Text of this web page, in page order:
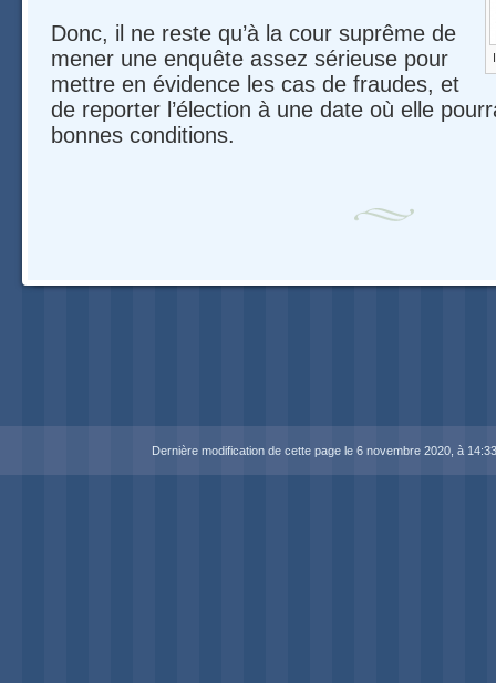
Donc, il ne reste qu’à la cour suprême de
mener une enquête assez sérieuse pour
mettre en évidence les cas de fraudes, et
de reporter l’élection à une date où elle
bonnes conditions.
Navigation
Dernière modification de cette page le 6 novembre 2020, à